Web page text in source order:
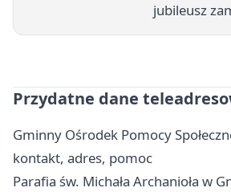
jubileusz
Przydatne dane
Gminny Ośrodek Pomocy
kontakt, adres, pomoc
Parafia św. Michała Archanioła w